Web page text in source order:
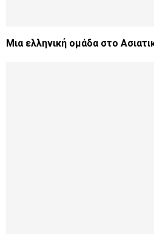
Μια ελληνική ομάδα στο